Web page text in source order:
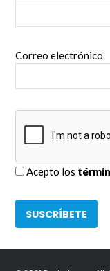
Correo electrónico
Acepto los